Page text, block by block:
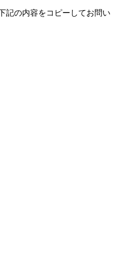
記の内容をコピーしてお問い